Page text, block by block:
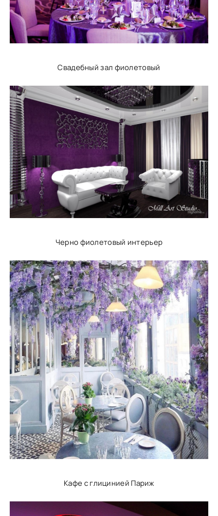
Свадебный зал фиолетовый
Черно фиолетовый интерьер
Кафе с глицинией Париж